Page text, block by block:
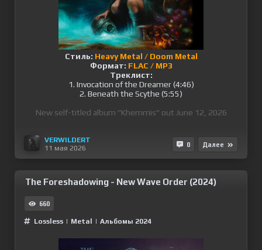
Стиль: Heavy Metal / Doom Metal
Формат: FLAC / MP3
Треклист:
1. Invocation of the Dreamer (4:46)
2. Beneath the Scythe (5:55)
New self-titled album "Khemmis" out June 12, 2026
VERWILDERT
11 мая 2026
0 Далее
The Foreshadowing - New Wave Order (2024)
660
Lossless | Metal | Альбомы 2024